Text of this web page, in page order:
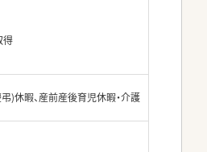
得
休暇、産前産後育児休暇・介護